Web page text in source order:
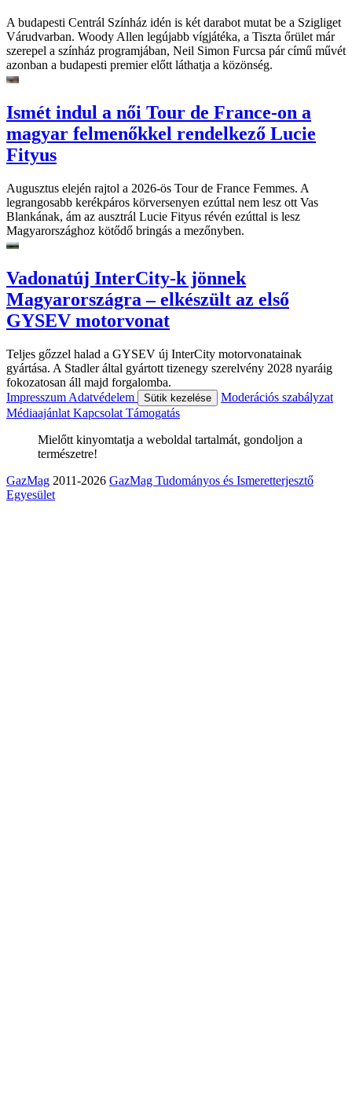
A budapesti Centrál Színház idén is két darabot mutat be a Szigliget
Várudvarban. Woody Allen legújabb vígjátéka, a Tiszta őrület már
szerepel a színház programjában, Neil Simon Furcsa pár című művét
azonban a budapesti premier előtt láthatja a közönség.
Ismét indul a női Tour de France-on a
magyar felmenőkkel rendelkező Lucie
Fityus
Augusztus elején rajtol a 2026-ös Tour de France Femmes. A
legrangosabb kerékpáros körversenyen ezúttal nem lesz ott Vas
Blankának, ám az ausztrál Lucie Fityus révén ezúttal is lesz
Magyarországhoz kötődő bringás a mezőnyben.
Vadonatúj InterCity-k jönnek
Magyarországra – elkészült az első
GYSEV motorvonat
Teljes gőzzel halad a GYSEV új InterCity motorvonatainak
gyártása. A Stadler által gyártott tizenegy szerelvény 2028 nyaráig
fokozatosan áll majd forgalomba.
Impresszum Adatvédelem Sütik kezelése
Moderációs szabályzat
Médiaajánlat Kapcsolat Támogatás
Mielőtt kinyomtatja a weboldal tartalmát, gondoljon a
természetre!
GazMag 2011-2026 GazMag Tudományos és Ismeretterjesztő
Egyesület